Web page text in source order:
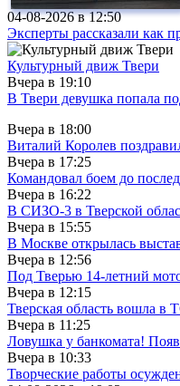
04-08-2026 в12:50
Эксперты рассказали как
Культурный движ Твери
Вчера в 19:10
В Твери девушка попала
Вчера в 18:00
Виталий Королев
Вчера в 17:25
Командовал боем до
Вчера в 16:22
В СИЗО-3 в Тверской
Вчера в 15:55
В Москве открылась
Вчера в 12:56
Под Тверью 14-летний
Вчера в 12:15
Тверская область вошла в
Вчера в 11:25
Ловушка у банкомата!
Вчера в 10:33
Творческие работы